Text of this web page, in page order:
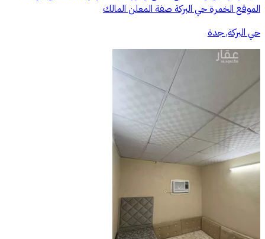
الموقع الخمرة حي البركة صفة المعلن المالك
حي البركة, جدة